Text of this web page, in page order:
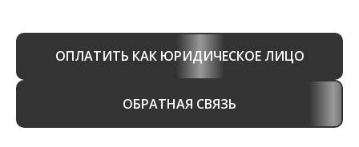
ОПЛАТИТЬ КАК ЮРИДИЧЕСКОЕ ЛИЦО
ОБРАТНАЯ СВЯЗЬ